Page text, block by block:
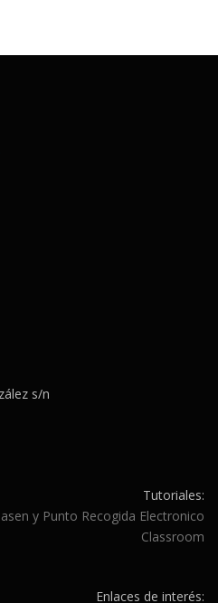
s/n
Tutoriales:
y Punto Recogida Electronico
Classroom
Enlaces de interés: